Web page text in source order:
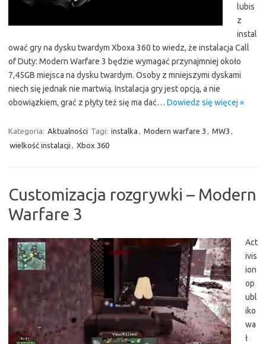
lubis
z
instal
ować gry na dysku twardym Xboxa 360 to wiedz, że instalacja Call
of Duty: Modern Warfare 3 będzie wymagać przynajmniej około
7,45GB miejsca na dysku twardym. Osoby z mniejszymi dyskami
niech się jednak nie martwią. Instalacja gry jest opcją, a nie
obowiązkiem, grać z płyty też się ma dać… Dowiedz się więcej »
Kategoria: Aktualności Tagi: instalka , Modern warfare 3 , MW3 ,
wielkość instalacji , Xbox 360
Customizacja rozgrywki – Modern
Warfare 3
Act
ivis
ion
op
ubl
iko
wa
ł